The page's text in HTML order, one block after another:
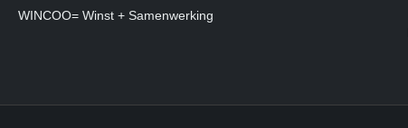
WINCOO= Winst + Samenwerking